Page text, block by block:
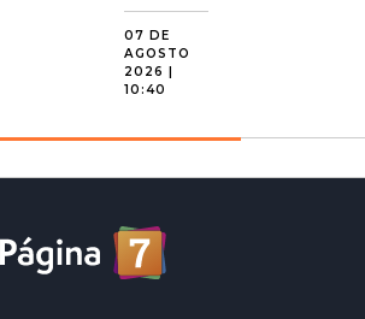
07 DE
AGOSTO
2026 |
10:40